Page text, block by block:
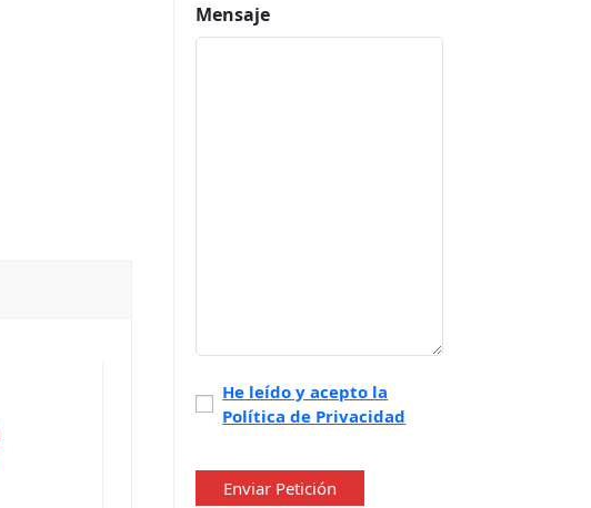
Mensaje
Política
de
He leído y acepto la
Política de Privacidad
Enviar Petición